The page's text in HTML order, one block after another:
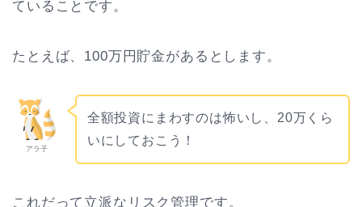
ていることです。
たとえば、100万円貯金があるとします。
アラ子
全額投資にまわすのは怖いし、20万くら
いにしておこう！
これだって立派なリスク管理です。